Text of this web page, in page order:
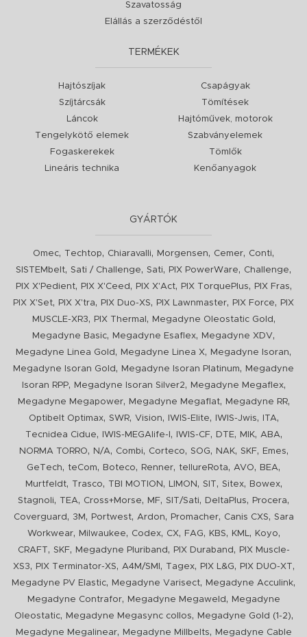
Szavatosság
Elállás a szerződéstől
TERMÉKEK
Hajtószíjak
Szíjtárcsák
Láncok
Tengelykötő elemek
Fogaskerekek
Lineáris technika
Csapágyak
Tömítések
Hajtóművek, motorok
Szabványelemek
Tömlők
Kenőanyagok
GYÁRTÓK
Omec, Techtop, Chiaravalli, Morgensen, Cemer, Conti,
SISTEMbelt, Sati / Challenge, Sati, PIX PowerWare, Challenge,
PIX X'Pedient, PIX X'Ceed , PIX X'Act, PIX TorquePlus, PIX Fras,
PIX X'Set, PIX X'tra, PIX Duo-XS, PIX Lawnmaster, PIX Force,
PIX
MUSCLE-XR3, PIX Thermal , Megadyne Oleostatic Gold ,
Megadyne Basic, Megadyne Esaflex, Megadyne XDV,
Megadyne Linea Gold , Megadyne Linea X, Megadyne Isoran,
Megadyne Isoran Gold , Megadyne Isoran Platinum,
Megadyne
Isoran RPP, Megadyne Isoran Silver2, Megadyne Megaflex,
Megadyne Megapower, Megadyne Megaflat, Megadyne RR,
Optibelt Optimax, SWR, Vision, IWIS-Elite, IWIS-Jwis, ITA,
Tecnidea Cidue, IWIS-MEGAlife-I , IWIS-CF, DTE, MIK, ABA,
NORMA TORRO, N/A, Combi, Corteco, SOG, NAK, SKF, Emes,
GeTech, teCom, Boteco, Renner, tellureRota, AVO, BEA,
Murtfeldt, Trasco, TBI MOTION , LIMON , SIT, Sitex, Bowex,
Stagnoli, TEA, Cross+Morse, MF, SIT/Sati, DeltaPlus, Procera,
Coverguard , 3M , Portwest, Ardon, Promacher, Canis CXS, Sara
Workwear, Milwaukee, Codex, CX, FAG, KBS, KML, Koyo,
CRAFT, SKF, Megadyne Pluriband , PIX Duraband ,
PIX Muscle-
XS3, PIX Terminator-XS, A4M/SMI , Tagex, PIX L&G, PIX DUO-XT,
Megadyne PV Elastic, Megadyne Varisect, Megadyne Acculink,
Megadyne Contrafor, Megadyne Megaweld ,
Megadyne
Oleostatic, Megadyne Megasync collos, Megadyne Gold (1-2),
Megadyne Megalinear, Megadyne Millbelts, Megadyne Cable